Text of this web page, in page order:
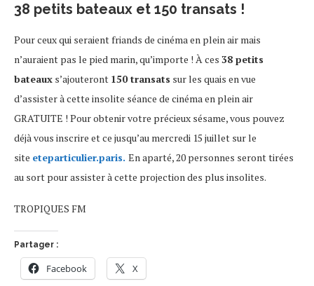
38 petits bateaux et 150 transats !
Pour ceux qui seraient friands de cinéma en plein air mais
n’auraient pas le pied marin, qu’importe ! À ces 38 petits
bateaux s’ajouteront 150 transats sur les quais en vue
d’assister à cette insolite séance de cinéma en plein air
GRATUITE ! Pour obtenir votre précieux sésame, vous pouvez
déjà vous inscrire et ce jusqu’au mercredi 15 juillet sur le
site eteparticulier.paris. En aparté, 20 personnes seront tirées
au sort pour assister à cette projection des plus insolites.
TROPIQUES FM
Partager :
Facebook X